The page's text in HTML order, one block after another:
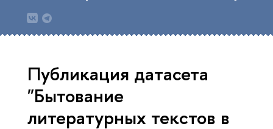
Публикация датасета
"Бытование
литературных текстов в